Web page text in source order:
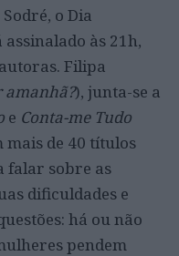
o Dia
às 21h,
Filipa
amanhã?), junta-se a
e Conta-me Tudo
mais de 40 títulos
falar sobre as
dificuldades e
há ou não
pendem